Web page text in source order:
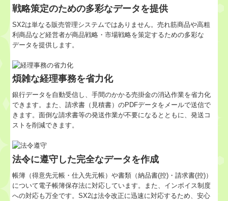
建設業用会計情報DB
経営者の皆さんへ
マイナンバーQ&A特集
過去のセミナー
個人情報保護方針
戦略策定のための多彩なデータを提供
SX2は単なる販売管理システムではありません。売れ筋商品や高粗
利商品など経営者が商品戦略・市場戦略を策定するための多彩な
データを提供します。
煩雑な経理事務を省力化
銀行データを自動受信し、手間のかかる売掛金の消込作業を省力化
できます。また、請求書（見積書）のPDFデータをメールで送信で
きます。面倒な請求書等の発送作業が不要になるとともに、発送コ
ストを削減できます。
法令に遵守した完全なデータを作成
帳簿（得意先元帳・仕入先元帳）や書類（納品書(控)・請求書(控)）
について電子帳簿保存法に対応しています。また、インボイス制度
への対応も万全です。SX2は法令改正に迅速に対応するため、安心